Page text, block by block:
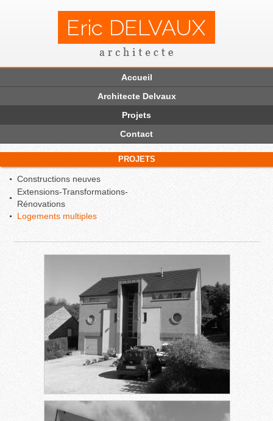
Accueil
Architecte Delvaux
Projets
Contact
PROJETS
Constructions neuves
Extensions-Transformations-
Rénovations
Logements multiples